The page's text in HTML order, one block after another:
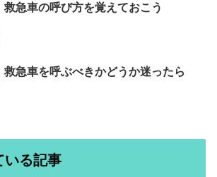
救急車の呼び方を覚えておこう
救急車を呼ぶべきかどうか迷ったら
いる記事